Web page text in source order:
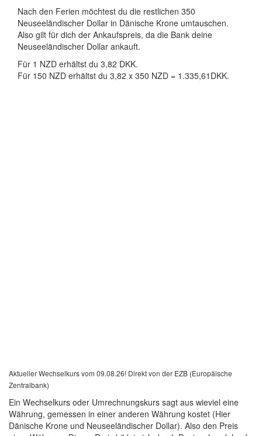
Nach den Ferien möchtest du die restlichen 350
Neuseeländischer Dollar in Dänische Krone umtauschen.
Also gilt für dich der Ankaufspreis, da die Bank deine
Neuseeländischer Dollar ankauft.
Für 1 NZD erhältst du 3,82 DKK.
Für 150 NZD erhältst du 3,82 x 350 NZD = 1.335,61DKK.
Aktueller Wechselkurs vom 09.08.26! Direkt von der EZB (Europäische
Zentralbank)
Ein Wechselkurs oder Umrechnungskurs sagt aus wieviel eine
Währung, gemessen in einer anderen Währung kostet (Hier
Dänische Krone und Neuseeländischer Dollar). Also den Preis